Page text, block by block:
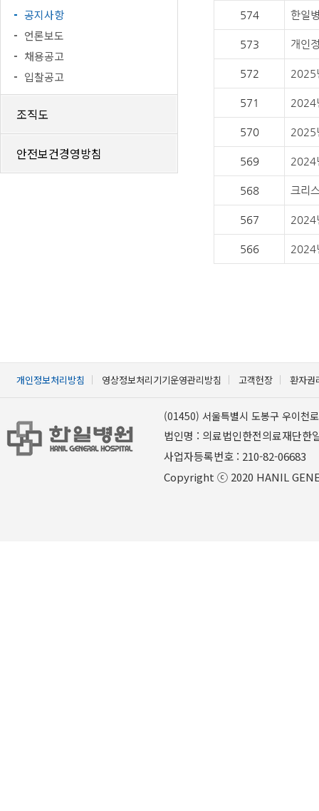
공지사항
언론보도
채용공고
입찰공고
조직도
안전보건경영방침
574 한일
573 개인
572 2025
571 2024
570 2025
569 2024
568 크리
567 2024
566 2024
개인정보처리방침 영상정보처리기기운영관리방침 고객헌장 환자권
(01450) 서울특별시 도봉구 우이천
법인명 : 의료법인한전의료재단한
사업자등록번호 : 210-82-
Copyright ⓒ 2020 HANIL